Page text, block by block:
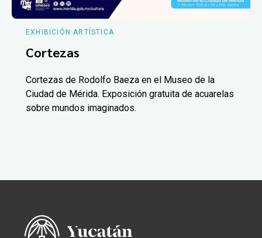
EXHIBICIÓN ARTÍSTICA
Cortezas
Cortezas de Rodolfo Baeza en el Museo de la
Ciudad de Mérida. Exposición gratuita de acuarelas
sobre mundos imaginados.